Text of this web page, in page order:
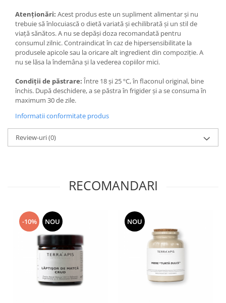
Atenționări: Acest produs este un supliment alimentar și nu
trebuie să înlocuiască o dietă variată și echilibrată și un stil de
viață sănătos. A nu se depăși doza recomandată pentru
consumul zilnic. Contraindicat în caz de hipersensibilitate la
produsele apicole sau la oricare alt ingredient din compoziție. A
nu se lăsa la îndemâna și la vederea copiilor mici.
Condiții de păstrare: Între 18 și 25 ºC, în flaconul original, bine
închis. După deschidere, a se păstra în frigider și a se consuma în
maximum 30 de zile.
Informatii conformitate produs
Review-uri(0)
RECOMANDARI
-10% NOU NOU